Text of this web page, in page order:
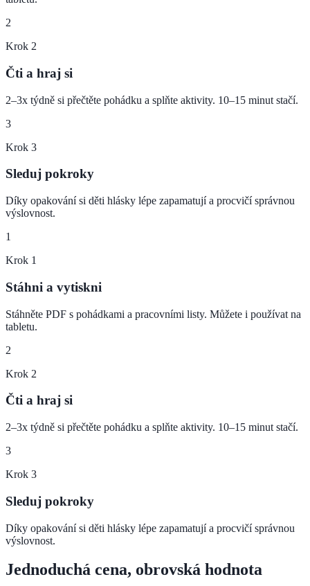
2
Krok 2
Čti a hraj si
2–3x týdně si přečtěte pohádku a splňte aktivity. 10–15 minut stačí.
3
Krok 3
Sleduj pokroky
Díky opakování si děti hlásky lépe zapamatují a procvičí správnou
výslovnost.
1
Krok 1
Stáhni a vytiskni
Stáhněte PDF s pohádkami a pracovními listy. Můžete i používat na
tabletu.
2
Krok 2
Čti a hraj si
2–3x týdně si přečtěte pohádku a splňte aktivity. 10–15 minut stačí.
3
Krok 3
Sleduj pokroky
Díky opakování si děti hlásky lépe zapamatují a procvičí správnou
výslovnost.
Jednoduchá cena, obrovská hodnota